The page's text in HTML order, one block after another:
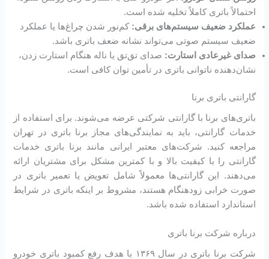
احتمالاً باتری کاملاً تخلیه شده است.
عملکرد ضعیف سیستم‌های برقی: کم‌نور شدن چراغ‌ها یا عملکرد
ضعیف سیستم صوتی می‌تواند نشانه ضعف باتری باشد.
صدای غیرعادی استارت: صدای تق‌تق یا ناله هنگام استارت زدن،
نشان‌دهنده ناتوانی باتری در تأمین توان کافی است.
گارانتی باتری برنا
باتری‌های برنا با گارانتی شرکتی عرضه می‌شوند. برای استفاده از
خدمات گارانتی، باید به نمایندگی‌های مجاز برنا باتری در تهران
مراجعه کنید. شرکت‌های معتبر ایرانی مانند برنا باتری خدمات
گارانتی را با کیفیت بالا و با کمترین مشکل برای مشتریان ارائه
می‌دهند. این گارانتی‌ها معمولاً شامل تعویض یا تعمیر باتری در
صورت خرابی زودهنگام هستند، مشروط بر اینکه باتری در شرایط
استاندارد استفاده شده باشد.
درباره شرکت برنا باتری
شرکت برنا باتری در سال ۱۳۶۹ با هدف رفع کمبود باتری خودرو